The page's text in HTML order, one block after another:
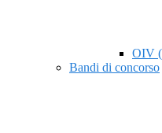
OIV
Bandi di concorso